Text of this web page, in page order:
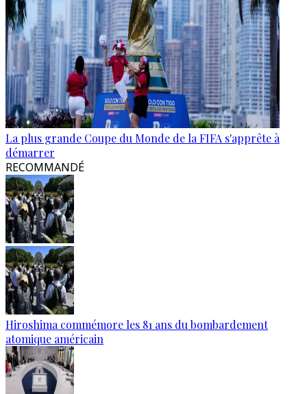
La plus grande Coupe du Monde de la FIFA s'apprête à
démarrer
RECOMMANDÉ
Hiroshima commémore les 81 ans du bombardement
atomique américain